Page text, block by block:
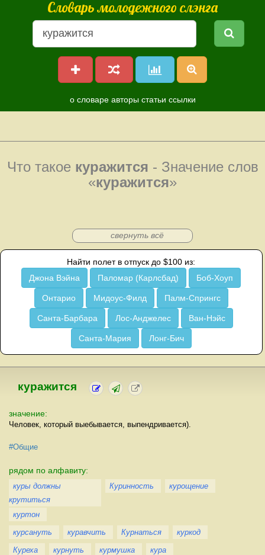
Словарь молодежного слэнга
о словаре авторы статьи ссылки
Что такое куражится - Значение слов
«куражится»
свернуть всё
Найти полет в отпуск до $100 из:
Джона Вэйна
Паломар (Карлсбад) Боб-Хоуп
Онтарио Мидоус-Филд Палм-Спрингс
Санта-Барбара Лос-Анджелес Ван-Нэйс
Санта-Мария Лонг-Бич
куражится
значение:
Человек, который выебывается, выпендривается).
#Общие
рядом по алфавиту:
куры должны
крутиться
Куринность курощение
куртон
курсануть
куравчить Курнаться
куркод
Куреха
курнуть курмушка
кура